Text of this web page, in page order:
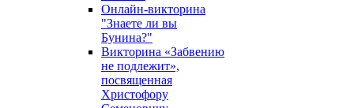
Онлайн-викторина
"Знаете ли вы
Бунина?"
Викторина «Забвению
не подлежит»,
посвященная
Христофору